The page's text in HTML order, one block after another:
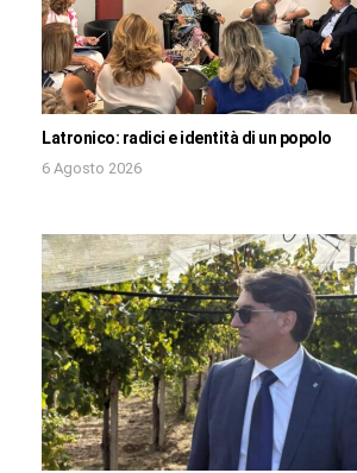
Latronico: radici e identità di un popolo
6 Agosto 2026